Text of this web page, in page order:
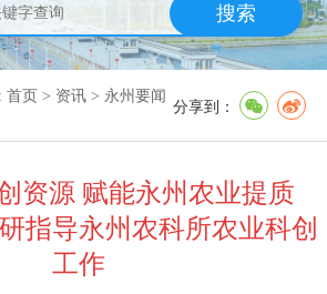
搜索
首页 > 资讯 > 永州要闻
分享到：
资源 赋能永州农业提质
指导永州农科所农业科创
工作